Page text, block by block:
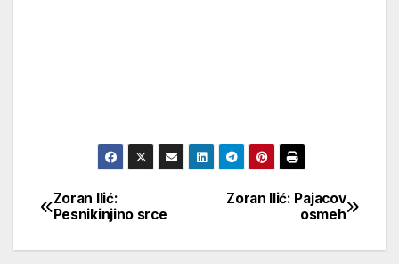
Кретање
чланка
Zoran Ilić: Pajacov
osmeh
Zoran Ilić:
Pesnikinjino srce